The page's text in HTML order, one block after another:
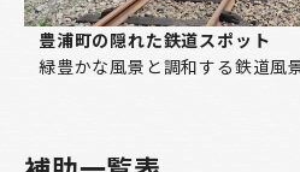
豊浦町の隠れた鉄道スポット
緑豊かな風景と調和する鉄道風景